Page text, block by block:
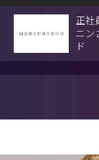
正社
ニン
ド